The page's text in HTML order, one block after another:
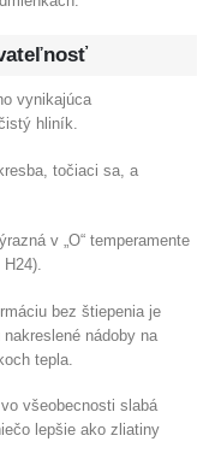
vynikajúca
hliník.
točiaci sa, a
v „O“ temperamente
bez štiepenia je
nádoby na
tepla.
všeobecnosti slabá
lepšie ako zliatiny